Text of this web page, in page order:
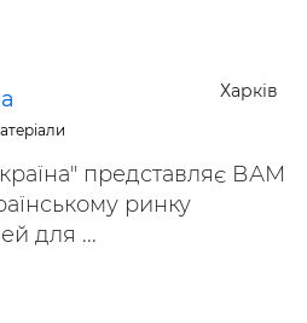
Харків
представляє ВАМ
ринку
для ...